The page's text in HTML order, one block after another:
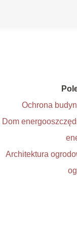
Ochrona
Dom
Architektura